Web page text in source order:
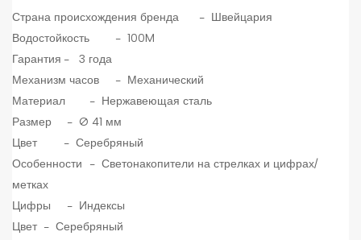
Страна происхождения бренда
- Швейцария
Водостойкость
- 100M
Гарантия - 3 года
Механизм часов
- Механический
Материал
- Нержавеющая сталь
Размер
- Ø 41 мм
Цвет
- Серебряный
Особенности
- Светонакопители на стрелках и цифрах/
метках
Цифры
- Индексы
Цвет - Серебряный